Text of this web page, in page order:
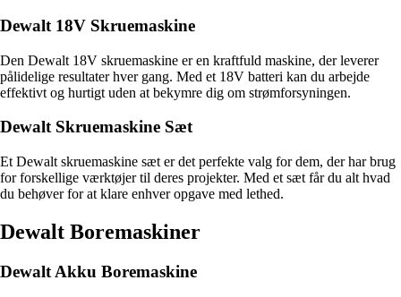
Dewalt 18V Skruemaskine
Den Dewalt 18V skruemaskine er en kraftfuld maskine, der leverer
pålidelige resultater hver gang. Med et 18V batteri kan du arbejde
effektivt og hurtigt uden at bekymre dig om strømforsyningen.
Dewalt Skruemaskine Sæt
Et Dewalt skruemaskine sæt er det perfekte valg for dem, der har brug
for forskellige værktøjer til deres projekter. Med et sæt får du alt hvad
du behøver for at klare enhver opgave med lethed.
Dewalt Boremaskiner
Dewalt Akku Boremaskine